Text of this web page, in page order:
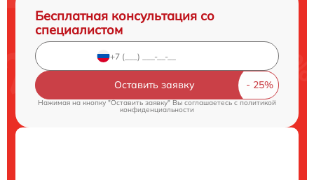
Бесплатная консультация со
специалистом
Оставить заявку
Нажимая на кнопку "Оставить заявку" Вы соглашаетесь cполитикой
конфиденциальности